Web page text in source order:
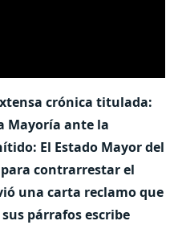
crónica titulada:
Mayoría ante la
El Estado Mayor del
contrarrestar el
una carta reclamo que
párrafos escribe